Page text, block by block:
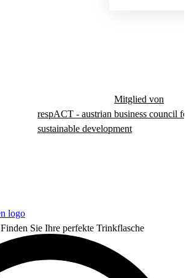
Mitglied von
respACT - austrian business council
sustainable development
Finden Sie Ihre perfekte Trinkflasche